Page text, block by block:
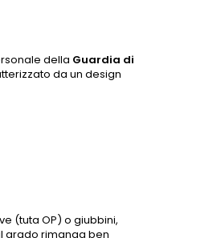
della Guardia di
da un design
(tuta OP) o giubbini,
grado rimanga ben